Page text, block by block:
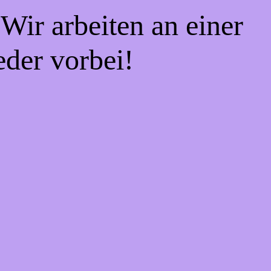
arbeiten an einer
vorbei!